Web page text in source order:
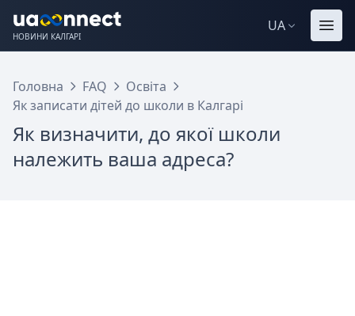
НОВИНИ КАЛГАРІ
UA
Головна FAQ
Освіта
Як записати дітей до школи в Калгарі
Як визначити, до якої школи
належить ваша адреса?